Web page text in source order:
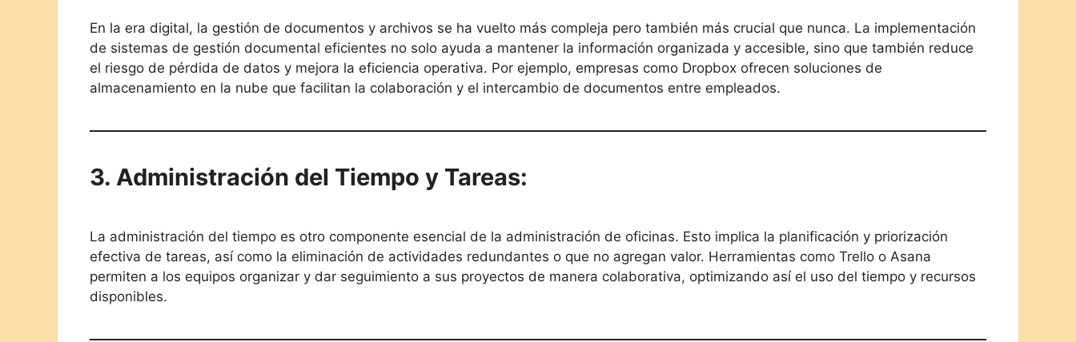
En la era digital, la gestión de documentos y archivos se ha vuelto más compleja pero también más crucial que nunca. La implementación
de sistemas de gestión documental eficientes no solo ayuda a mantener la información organizada y accesible, sino que también reduce
el riesgo de pérdida de datos y mejora la eficiencia operativa. Por ejemplo, empresas como Dropbox ofrecen soluciones de
almacenamiento en la nube que facilitan la colaboración y el intercambio de documentos entre empleados.
3. Administración del Tiempo y Tareas:
La administración del tiempo es otro componente esencial de la administración de oficinas. Esto implica la planificación y priorización
efectiva de tareas, así como la eliminación de actividades redundantes o que no agregan valor. Herramientas como Trello o Asana
permiten a los equipos organizar y dar seguimiento a sus proyectos de manera colaborativa, optimizando así el uso del tiempo y recursos
disponibles.